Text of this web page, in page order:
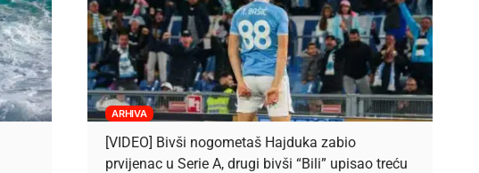
ARHIVA
[VIDEO] Bivši nogometaš Hajduka zabio
prvijenac u Serie A, drugi bivši “Bili” upisao treću